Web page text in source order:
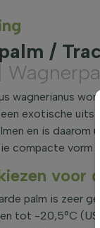
/
|
wagnerianus
exotische
en is daarom
compacte vorm
voor
palm is zeer
tot -20,5°C